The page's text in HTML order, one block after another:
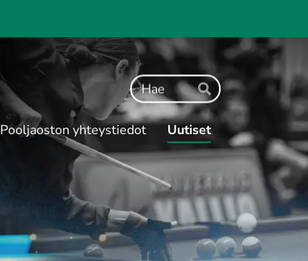
Haku
Hae
Pooljaoston yhteystiedot Uutiset